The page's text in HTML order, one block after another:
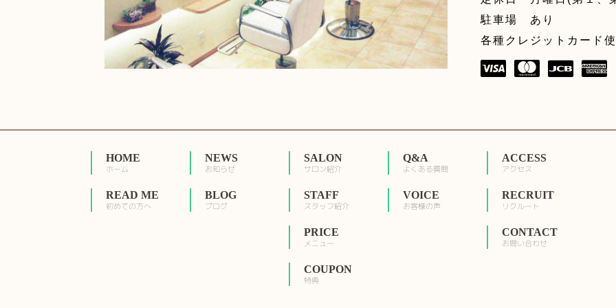
駐車場 あり
各種クレジットカード
HOME
ホーム
READ ME
初めての方へ
NEWS
お知らせ
BLOG
ブログ
SALON
サロン紹介
STAFF
スタッフ紹介
PRICE
メニュー
COUPON
特典
Q&A
よくある質問
VOICE
お客様の声
ACCESS
アクセス
RECRUIT
リクルート
CONTACT
お問い合わせ